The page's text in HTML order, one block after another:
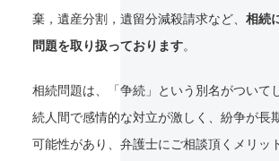
棄，遺産分割，遺留分減殺請求など、 相続
問題を取り扱っております。
相続問題は、「争続」という別名がついて
続人間で感情的な対立が激しく、紛争が長
可能性があり、弁護士にご相談頂くメリッ